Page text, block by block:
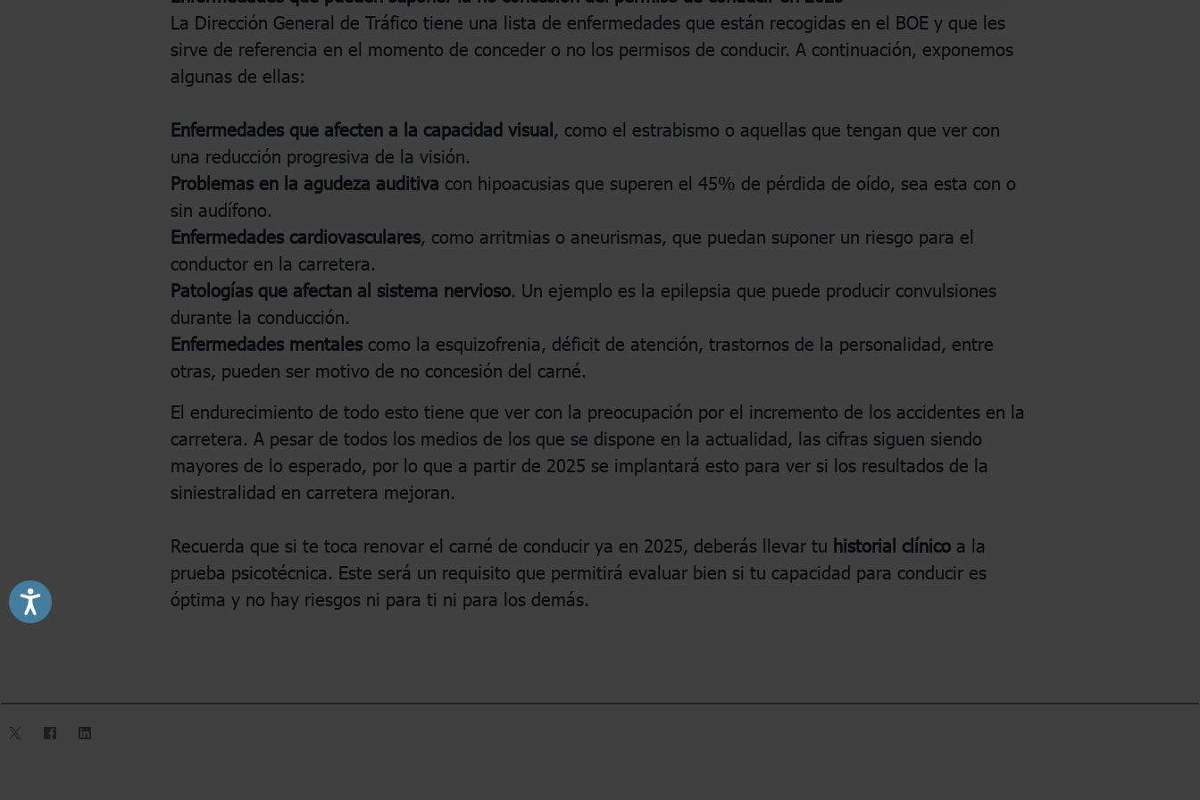
Accesibilidad
La Dirección General de Tráfico tiene una lista de enfermedades que están recogidas en el BOE y que les
sirve de referencia en el momento de conceder o no los permisos de conducir. A continuación, exponemos
algunas de ellas:
Enfermedades que afecten a la capacidad visual, como el estrabismo o aquellas que tengan que ver con
una reducción progresiva de la visión.
Problemas en la agudeza auditiva con hipoacusias que superen el 45% de pérdida de oído, sea esta con o
sin audífono.
Enfermedades cardiovasculares, como arritmias o aneurismas, que puedan suponer un riesgo para el
conductor en la carretera.
Patologías que afectan al sistema nervioso. Un ejemplo es la epilepsia que puede producir convulsiones
durante la conducción.
Enfermedades mentales como la esquizofrenia, déficit de atención, trastornos de la personalidad, entre
otras, pueden ser motivo de no concesión del carné.
El endurecimiento de todo esto tiene que ver con la preocupación por el incremento de los accidentes en la
carretera. A pesar de todos los medios de los que se dispone en la actualidad, las cifras siguen siendo
mayores de lo esperado, por lo que a partir de 2025 se implantará esto para ver si los resultados de la
siniestralidad en carretera mejoran.
Recuerda que si te toca renovar el carné de conducir ya en 2025, deberás llevar tu historial clínico a la
prueba psicotécnica. Este será un requisito que permitirá evaluar bien si tu capacidad para conducir es
óptima y no hay riesgos ni para ti ni para los demás.